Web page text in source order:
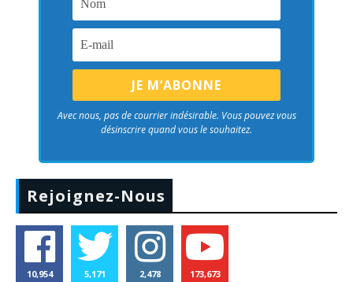
Avec nous, pas de courrier indésirable. Vous pouvez vous
désinscrire quand vous le souhaitez.
Rejoignez-Nous
10,954 5,171 2,478 173,673